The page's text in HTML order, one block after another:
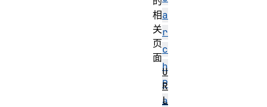
a
r
c
h
P
a
相
关
页
面
U
R
L